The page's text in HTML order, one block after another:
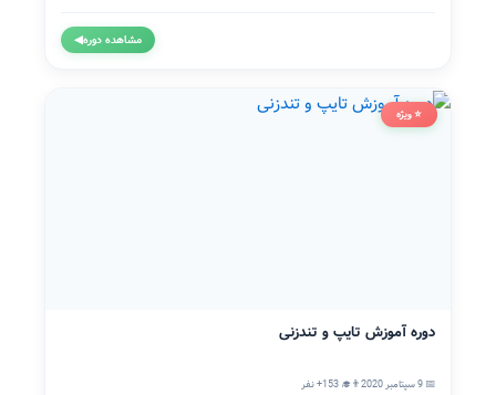
مشاهده دوره◀
⭐ ویژه
دوره آموزش تایپ و تندزنی
📅 9 سپتامبر 2020
👨‍🎓 153+ نفر